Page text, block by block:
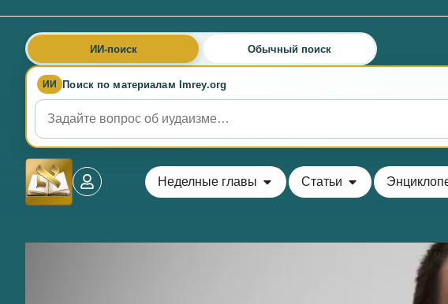
ИИ Поиск по материалам Imrey.org
ИИ-поиск Обычный поиск
Неделные главы Статьи